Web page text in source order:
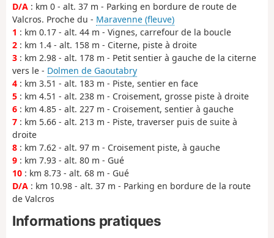
D/A : km 0 - alt. 37 m - Parking en bordure de route de
Valcros. Proche du - Maravenne (fleuve)
1 : km 0.17 - alt. 44 m - Vignes, carrefour de la boucle
2 : km 1.4 - alt. 158 m - Citerne, piste à droite
3 : km 2.98 - alt. 178 m - Petit sentier à gauche de la citerne
vers le - Dolmen de Gaoutabry
4 : km 3.51 - alt. 183 m - Piste, sentier en face
5 : km 4.51 - alt. 238 m - Croisement, grosse piste à droite
6 : km 4.85 - alt. 227 m - Croisement, sentier à gauche
7 : km 5.66 - alt. 213 m - Piste, traverser puis de suite à
droite
8 : km 7.62 - alt. 97 m - Croisement piste, à gauche
9 : km 7.93 - alt. 80 m - Gué
10 : km 8.73 - alt. 68 m - Gué
D/A : km 10.98 - alt. 37 m - Parking en bordure de la route
de Valcros
Informations pratiques